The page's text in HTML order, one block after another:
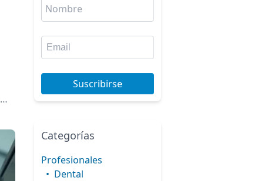
Suscribirse
Categorías
Profesionales
• Dental